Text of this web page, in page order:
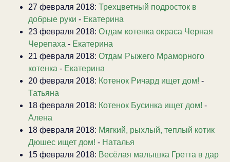
27 февраля 2018: Трехцветный подросток в
добрые руки - Екатерина
23 февраля 2018: Отдам котенка окраса Черная
Черепаха - Екатерина
21 февраля 2018: Отдам Рыжего Мраморного
котенка - Екатерина
20 февраля 2018: Котенок Ричард ищет дом! -
Татьяна
18 февраля 2018: Котенок Бусинка ищет дом! -
Алена
18 февраля 2018: Мягкий, рыхлый, теплый котик
Дюшес ищет дом! - Наталья
15 февраля 2018: Весёлая малышка Гретта в дар